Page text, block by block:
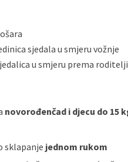
sjedala u smjeru vožnje
u smjeru prema
novorođenčad i djecu do 15
sklapanje jednom rukom